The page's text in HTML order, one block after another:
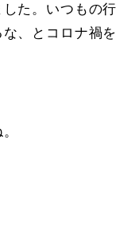
た。いつもの行
、とコロナ禍を